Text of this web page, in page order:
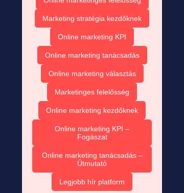
Marketing stratégia kezdőknek
Online marketing KPI
Online marketing tanácsadás
Online marketing választás
Marketinges felelősség
Online marketing kezdőknek
Online marketing KPI –
Fogászat
Online marketing tanácsadás –
Útmutató
Legjobb hír platform